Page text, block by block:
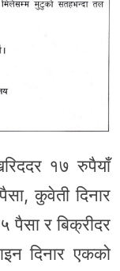
१७ रुपैयाँ
कुवेती दिनार
पैसा र बिक्रीदर
दिनार एकको